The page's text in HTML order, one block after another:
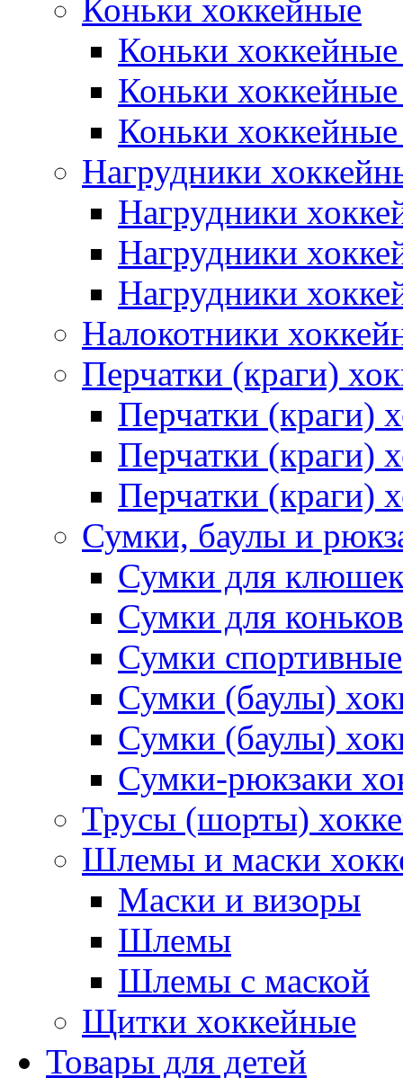
Коньки хоккейные
Коньки хоккейные
Коньки
Коньки
Нагрудники
Нагрудники
Нагрудники
Нагрудники
Налокотники
Перчатки (краги)
Перчатки (краги)
Перчатки (краги)
Перчатки (краги)
Сумки, баулы и
Сумки для
Сумки для коньков
Сумки спортивные
Сумки (баулы)
Сумки (баулы)
Сумки-рюкзаки
Трусы (шорты)
Шлемы и маски
Маски и визоры
Шлемы
Шлемы с маской
Щитки хоккейные
Товары для детей